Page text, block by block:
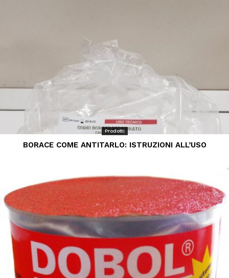
Prodotti
BORACE COME ANTITARLO: ISTRUZIONI ALL’USO